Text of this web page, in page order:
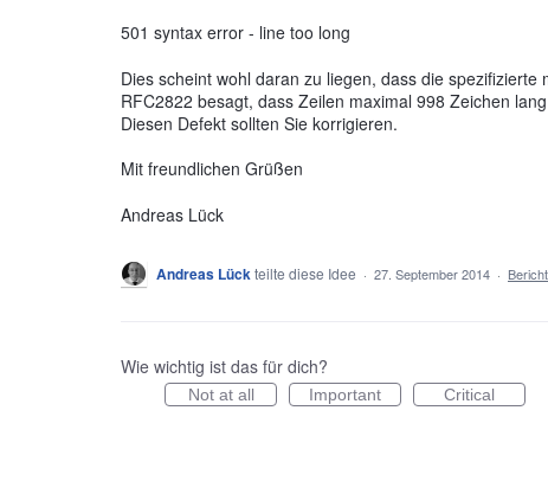
501 syntax error - line too long
Dies scheint wohl daran zu liegen, dass die
RFC2822 besagt, dass Zeilen maximal 998 Zeichen
Diesen Defekt sollten Sie korrigieren.
Mit freundlichen Grüßen
Andreas Lück
Andreas Lückteilte diese Idee · 27. September 2014 ·
Wie wichtig ist das für dich?
Not at all Important Critical